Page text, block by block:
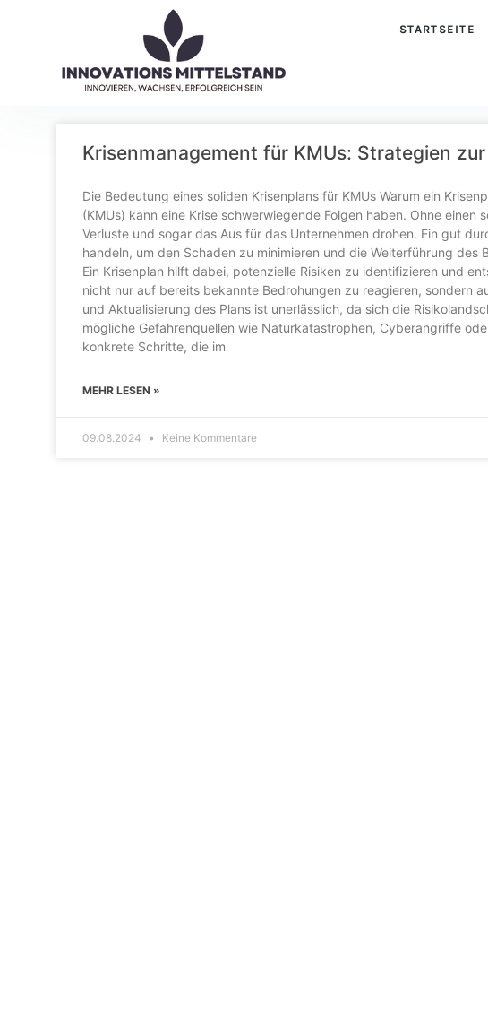
STARTSEITE
Krisenmanagement für KMUs: Strategien
Die Bedeutung eines soliden Krisenplans für KMUs Warum ein
(KMUs) kann eine Krise schwerwiegende Folgen haben. Ohne
Verluste und sogar das Aus für das Unternehmen drohen. Ein gut
handeln, um den Schaden zu minimieren und die Weiterführung
Ein Krisenplan hilft dabei, potenzielle Risiken zu identifizieren und
nicht nur auf bereits bekannte Bedrohungen zu reagieren, sondern
und Aktualisierung des Plans ist unerlässlich, da sich die
mögliche Gefahrenquellen wie Naturkatastrophen, Cyberangriffe
konkrete Schritte, die im
MEHR LESEN »
09.08.2024 Keine Kommentare